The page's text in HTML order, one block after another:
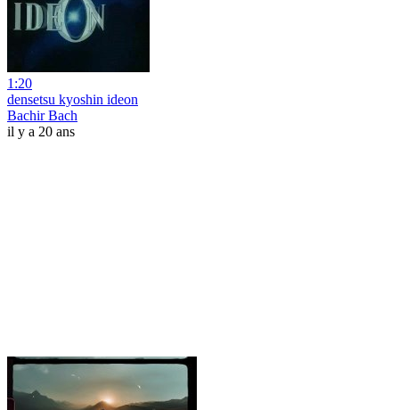
1:20
densetsu kyoshin ideon
Bachir Bach
il y a 20 ans